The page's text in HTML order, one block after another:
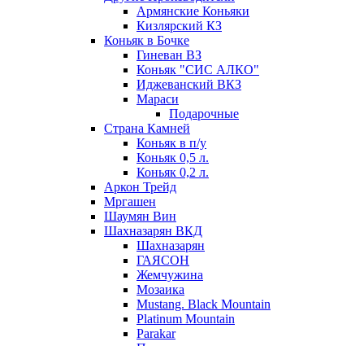
Армянские Коньяки
Кизлярский КЗ
Коньяк в Бочке
Гиневан ВЗ
Коньяк "СИС АЛКО"
Иджеванский ВКЗ
Мараси
Подарочные
Страна Камней
Коньяк в п/у
Коньяк 0,5 л.
Коньяк 0,2 л.
Аркон Трейд
Мргашен
Шаумян Вин
Шахназарян ВКД
Шахназарян
ГАЯСОН
Жемчужина
Мозаика
Mustang. Black Mountain
Platinum Mountain
Parakar